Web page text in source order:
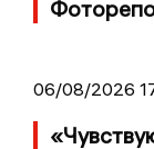
06/08/2026